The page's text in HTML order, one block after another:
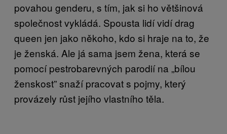
povahou genderu, s tím, jak si ho většinová
společnost vykládá. Spousta lidí vidí drag
queen jen jako někoho, kdo si hraje na to, že
je ženská. Ale já sama jsem žena, která se
pomocí pestrobarevných parodií na „bílou
ženskost” snaží pracovat s pojmy, který
provázely růst jejího vlastního těla.